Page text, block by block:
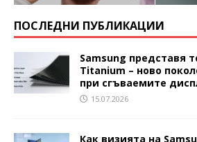
ПОСЛЕДНИ ПУБЛИКАЦИИ
Samsung представя
Titanium – ново
при сгъваемите
15.07.2026
Как визията на